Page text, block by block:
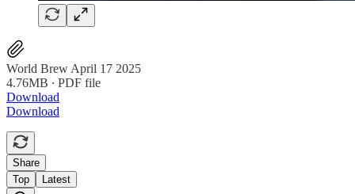
World Brew April 17 2025
4.76MB ∙ PDF file
Download
Download
Share
Top
Latest